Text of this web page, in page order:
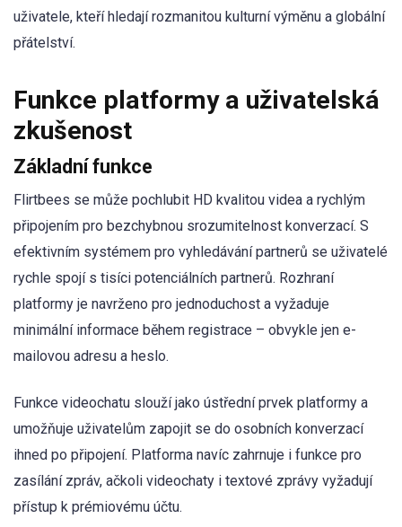
uživatele, kteří hledají rozmanitou kulturní výměnu a globální
přátelství.
Funkce platformy a uživatelská
zkušenost
Základní funkce
Flirtbees se může pochlubit HD kvalitou videa a rychlým
připojením pro bezchybnou srozumitelnost konverzací. S
efektivním systémem pro vyhledávání partnerů se uživatelé
rychle spojí s tisíci potenciálních partnerů. Rozhraní
platformy je navrženo pro jednoduchost a vyžaduje
minimální informace během registrace – obvykle jen e-
mailovou adresu a heslo.
Funkce videochatu slouží jako ústřední prvek platformy a
umožňuje uživatelům zapojit se do osobních konverzací
ihned po připojení. Platforma navíc zahrnuje i funkce pro
zasílání zpráv, ačkoli videochaty i textové zprávy vyžadují
přístup k prémiovému účtu.